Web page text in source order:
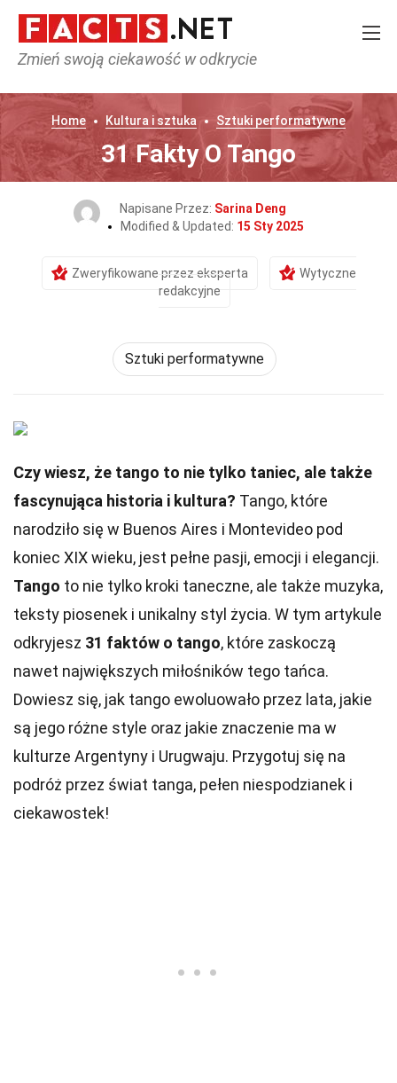
Zmień swoją ciekawość w odkrycie
Home Kultura i sztuka Sztuki performatywne
31 Fakty O Tango
Napisane Przez: Sarina Deng
Modified & Updated: 15 Sty 2025
Zweryfikowane przez eksperta
Wytyczne
redakcyjne
Sztuki performatywne
Czy wiesz, że tango to nie tylko taniec, ale także
fascynująca historia i kultura? Tango, które
narodziło się w Buenos Aires i Montevideo pod
koniec XIX wieku, jest pełne pasji, emocji i elegancji.
Tango to nie tylko kroki taneczne, ale także muzyka,
teksty piosenek i unikalny styl życia. W tym artykule
odkryjesz 31 faktów o tango, które zaskoczą
nawet największych miłośników tego tańca.
Dowiesz się, jak tango ewoluowało przez lata, jakie
są jego różne style oraz jakie znaczenie ma w
kulturze Argentyny i Urugwaju. Przygotuj się na
podróż przez świat tanga, pełen niespodzianek i
ciekawostek!